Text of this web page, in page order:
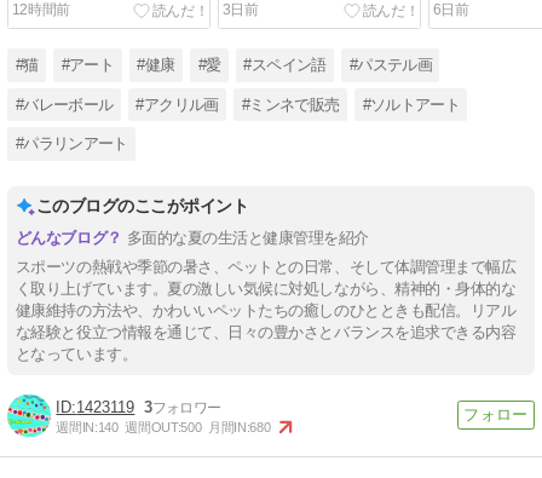
12時間前
3日前 6日前
#猫 #アート #健康 #愛 #スペイン語 #パステル画
#バレーボール #アクリル画 #ミンネで販売 #ソルトアート
#パラリンアート
このブログのここがポイント
多面的な夏の生活と健康管理を紹介
スポーツの熱戦や季節の暑さ、ペットとの日常、そして体調管理まで幅広
く取り上げています。夏の激しい気候に対処しながら、精神的・身体的な
健康維持の方法や、かわいいペットたちの癒しのひとときも配信。リアル
な経験と役立つ情報を通じて、日々の豊かさとバランスを追求できる内容
となっています。
1423119 3
週間IN:140 週間OUT:500 月間IN:680